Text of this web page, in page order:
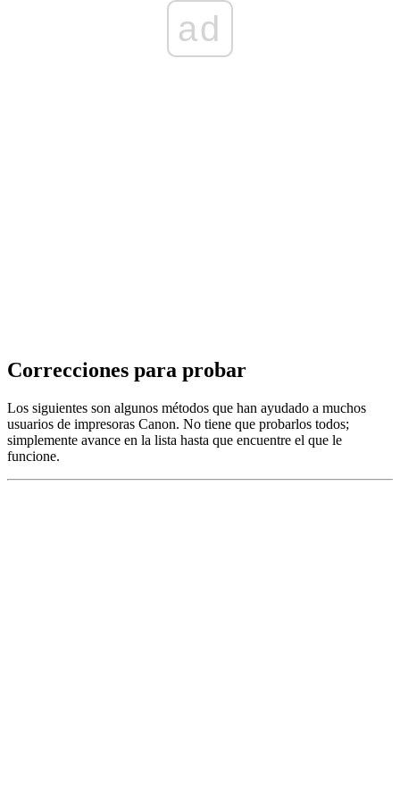
ad
Correcciones para probar
Los siguientes son algunos métodos que han ayudado a muchos
usuarios de impresoras Canon. No tiene que probarlos todos;
simplemente avance en la lista hasta que encuentre el que le
funcione.